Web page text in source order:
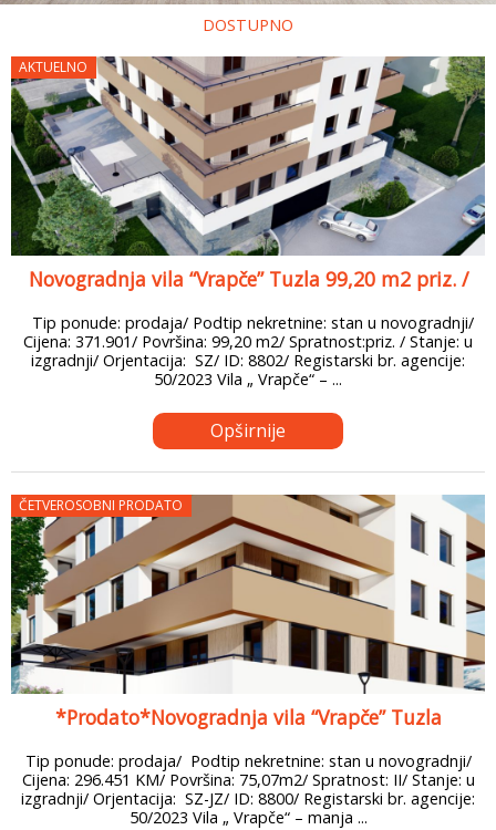
DOSTUPNO
AKTUELNO
Novogradnja vila “Vrapče” Tuzla 99,20 m2 priz. /
Tip ponude: prodaja/ Podtip nekretnine: stan u novogradnji/
Cijena: 371.901/ Površina: 99,20 m2/ Spratnost:priz. / Stanje: u
izgradnji/ Orjentacija: SZ/ ID: 8802/ Registarski br. agencije:
50/2023 Vila „ Vrapče“ – ...
Opširnije
ČETVEROSOBNI PRODATO
*Prodato*Novogradnja vila “Vrapče” Tuzla
Tip ponude: prodaja/ Podtip nekretnine: stan u novogradnji/
Cijena: 296.451 KM/ Površina: 75,07m2/ Spratnost: II/ Stanje: u
izgradnji/ Orjentacija: SZ-JZ/ ID: 8800/ Registarski br. agencije:
50/2023 Vila „ Vrapče“ – manja ...